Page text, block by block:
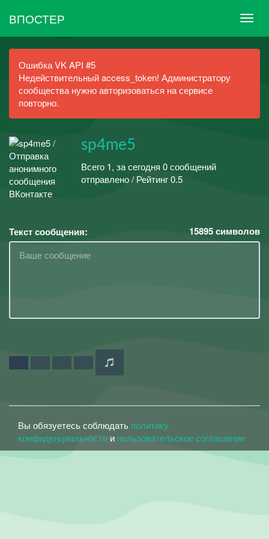
ВПОСТЕР
Ошибка VK API #5
Недействительный access_token! Администратору
сообщества нужно авторизоваться на сервисе
повторно.
sp4me5
Всего 1, за сегодня 0 сообщений
отправлено / Рейтинг 0.5
Текст сообщения: 15895символов
Вы обязуетесь соблюдать политику
конфиденциальности и пользовательское соглашение